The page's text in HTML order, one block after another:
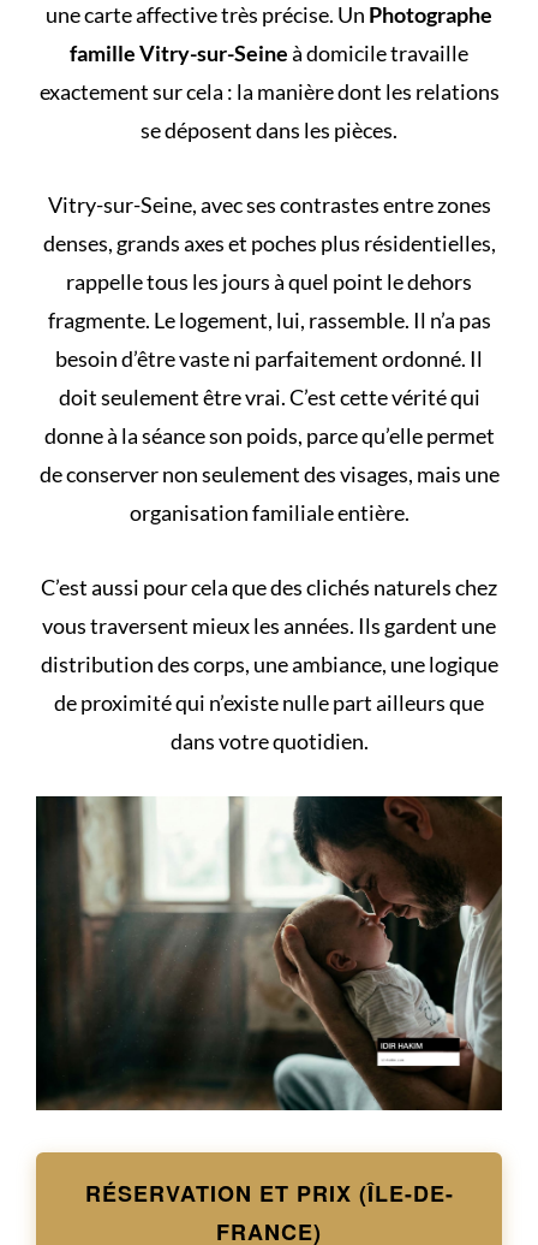
une carte affective très précise. Un Photographe
famille Vitry-sur-Seineà domicile travaille
exactement sur cela : la manière dont les relations
se déposent dans les pièces.
Vitry-sur-Seine, avec ses contrastes entre zones
denses, grands axes et poches plus résidentielles,
rappelle tous les jours à quel point le dehors
fragmente. Le logement, lui, rassemble. Il n’a pas
besoin d’être vaste ni parfaitement ordonné. Il
doit seulement être vrai. C’est cette vérité qui
donne à la séance son poids, parce qu’elle permet
de conserver non seulement des visages, mais une
organisation familiale entière.
C’est aussi pour cela que desclichés naturels chez
voustraversent mieux les années. Ils gardent une
distribution des corps, une ambiance, une logique
de proximité qui n’existe nulle part ailleurs que
dans votre quotidien.
RÉSERVATION ET PRIX (ÎLE-DE-
FRANCE)